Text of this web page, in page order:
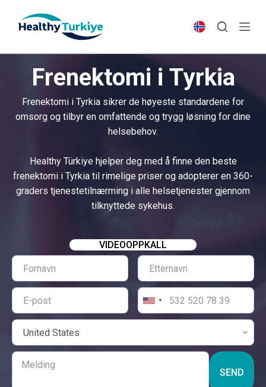
p
o
n
Frenektomi i Tyrkia
Frenektomi i Tyrkia sikrer de høyeste standardene for
omsorg og tilbyr en omfattende og trygg løsning for dine
helsebehov.
Healthy Türkiye hjelper deg med å finne den beste
frenektomi i Tyrkia til rimelige priser og adopterer en 360-
graders tjenestetilnærming i alle helsetjenester gjennom
tilknyttede sykehus.
VIDEOOPPKALL
SEND